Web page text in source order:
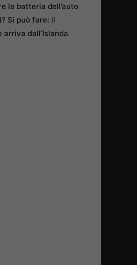
la batteria dell’auto
Si può fare: il
dall’Islanda